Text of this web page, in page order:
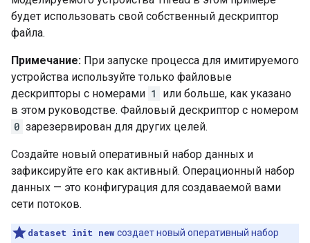
будет использовать свой собственный дескриптор
файла.
Примечание: При запуске процесса для имитируемого
устройства используйте только файловые
дескрипторы с номерами 1
или больше, как указано
в этом руководстве. Файловый дескриптор с номером
0 зарезервирован для других целей.
Создайте новый оперативный набор данных и
зафиксируйте его как активный. Операционный набор
данных — это конфигурация для создаваемой вами
сети потоков.
dataset init newсоздает новый оперативный набор